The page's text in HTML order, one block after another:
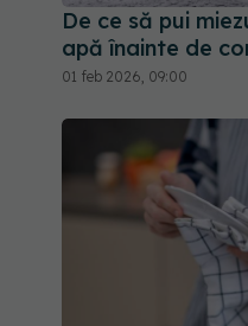
De ce să pui
apă înainte de
01 feb 2026, 09:00